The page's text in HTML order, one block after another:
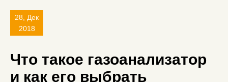
28, Дек
2018
Что такое газоанализатор
и как его выбрать